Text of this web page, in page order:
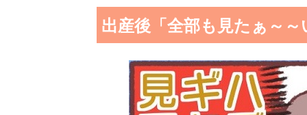
出産後「全部も見たぁ～～